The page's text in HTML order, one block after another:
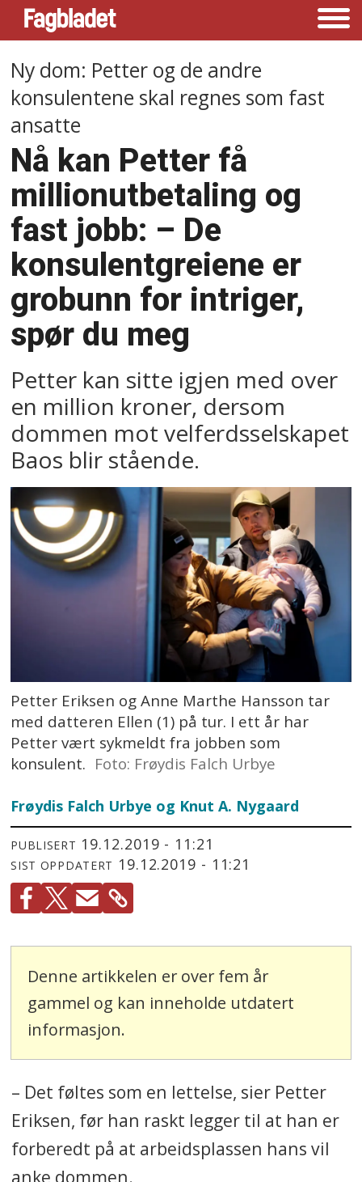
Ny dom: Petter og de andre
konsulentene skal regnes som fast
ansatte
Nå kan Petter få
millionutbetaling og
fast jobb: –⁠ De
konsulentgreiene er
grobunn for intriger,
spør du meg
Petter kan sitte igjen med over
en million kroner, dersom
dommen mot velferdsselskapet
Baos blir stående.
Petter Eriksen og Anne Marthe Hansson tar
med datteren Ellen (1) på tur. I ett år har
Petter vært sykmeldt fra jobben som
konsulent. Foto: Frøydis Falch Urbye
Frøydis Falch Urbye og Knut A. Nygaard
PUBLISERT 19.12.2019 - 11:21
SIST OPPDATERT 19.12.2019 - 11:21
Denne artikkelen er over fem år
gammel og kan inneholde utdatert
informasjon.
– Det føltes som en lettelse, sier Petter
Eriksen, før han raskt legger til at han er
forberedt på at arbeidsplassen hans vil
anke dommen.